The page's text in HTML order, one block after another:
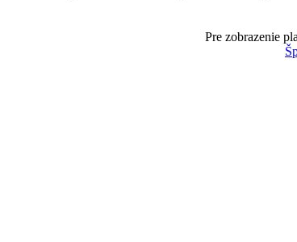
Pre zobrazenie